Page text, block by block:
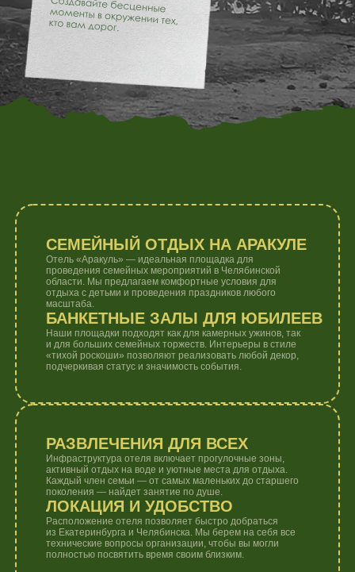
РАЗВЛЕЧЕНИЯ ДЛЯ ВСЕХ
Инфраструктура отеля включает прогулочные зоны,
активный отдых на воде и уютные места для отдыха.
Каждый член семьи — от самых маленьких до старшего
поколения — найдет занятие по душе.
ЛОКАЦИЯ И УДОБСТВО
Расположение отеля позволяет быстро добраться
из Екатеринбурга и Челябинска. Мы берем на себя все
Номера для отдыха
и перезагрузки